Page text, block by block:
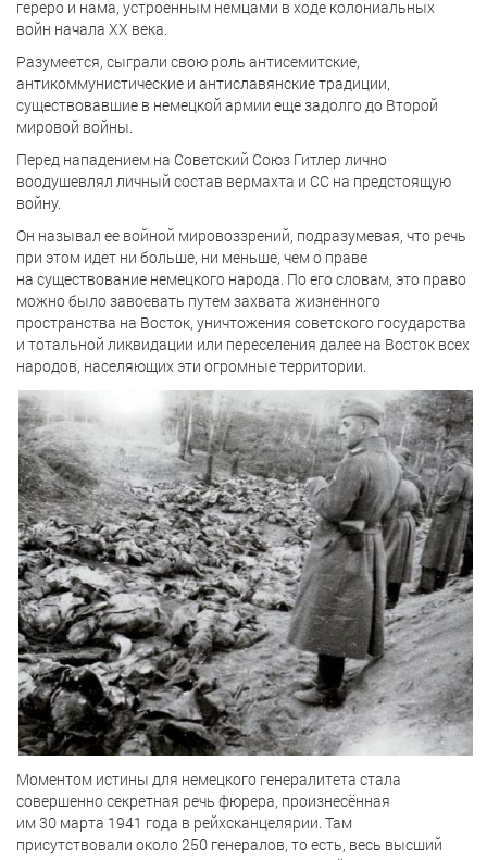
гереро и нама, устроенным немцами в ходе колониальных
войн начала ХХ века.
Разумеется, сыграли свою роль антисемитские,
антикоммунистические и антиславянские традиции,
существовавшие в немецкой армии еще задолго до Второй
мировой войны.
Перед нападением на Советский Союз Гитлер лично
воодушевлял личный состав вермахта и СС на предстоящую
войну.
Он называл ее войной мировоззрений, подразумевая, что речь
при этом идет ни больше, ни меньше, чем о праве
на существование немецкого народа. По его словам, это право
можно было завоевать путем захвата жизненного
пространства на Восток, уничтожения советского государства
и тотальной ликвидации или переселения далее на Восток всех
народов, населяющих эти огромные территории.
Моментом истины для немецкого генералитета стала
совершенно секретная речь фюрера, произнесённая
им 30 марта 1941 года в рейхсканцелярии. Там
присутствовали около 250 генералов, то есть, весь высший